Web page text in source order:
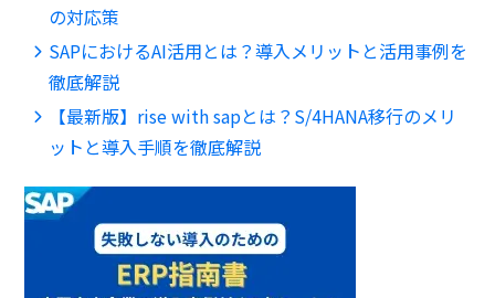
の対応策
SAPにおけるAI活用とは？導入メリットと活用事例を
徹底解説
【最新版】rise with sapとは？S/4HANA移行のメリ
ットと導入手順を徹底解説